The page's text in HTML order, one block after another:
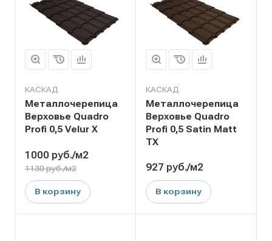
КАСКАД
Металлочерепица
Верховье Quadro
Profi 0,5 Velur X
1000 руб./м2
1130 руб./м2
В корзину
КАСКАД
Металлочерепица
Верховье Quadro
Profi 0,5 Satin Matt
TX
927 руб./м2
В корзину